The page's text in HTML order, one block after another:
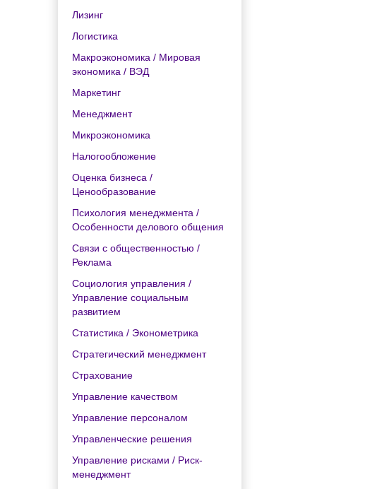
Лизинг
Логистика
Макроэкономика / Мировая
экономика / ВЭД
Маркетинг
Менеджмент
Микроэкономика
Налогообложение
Оценка бизнеса /
Ценообразование
Психология менеджмента /
Особенности делового общения
Связи с общественностью /
Реклама
Социология управления /
Управление социальным
развитием
Статистика / Эконометрика
Стратегический менеджмент
Страхование
Управление качеством
Управление персоналом
Управленческие решения
Управление рисками / Риск-
менеджмент